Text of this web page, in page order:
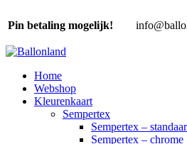
Pin betaling mogelijk!
Home
Webshop
Kleurenkaart
Sempertex
Sempertex –
Sempertex – chrome